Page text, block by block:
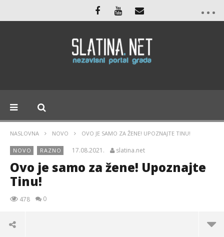
NASLOVNA NOVO OVO JE SAMO ZA ŽENE! UPOZNAJTE TINU!
NOVO RAZNO 17.08.2021. slatina.net
Ovo je samo za žene! Upoznajte
Tinu!
478 0